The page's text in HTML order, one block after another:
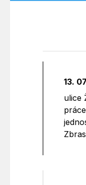
13.
ulice